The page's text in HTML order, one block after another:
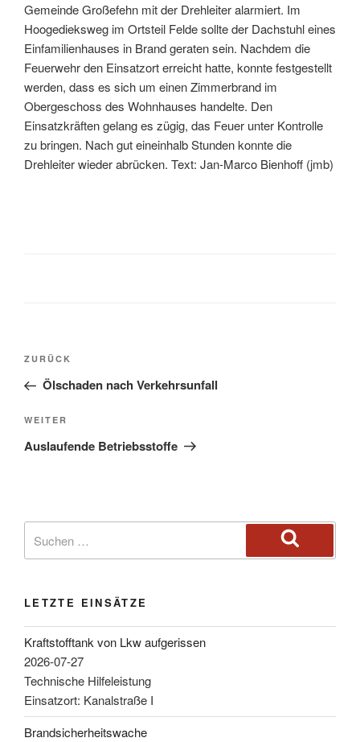
Gemeinde Großefehn mit der Drehleiter alarmiert. Im
Hoogedieksweg im Ortsteil Felde sollte der Dachstuhl eines
Einfamilienhauses in Brand geraten sein. Nachdem die
Feuerwehr den Einsatzort erreicht hatte, konnte festgestellt
werden, dass es sich um einen Zimmerbrand im
Obergeschoss des Wohnhauses handelte. Den
Einsatzkräften gelang es zügig, das Feuer unter Kontrolle
zu bringen. Nach gut eineinhalb Stunden konnte die
Drehleiter wieder abrücken. Text: Jan-Marco Bienhoff (jmb)
ZURÜCK
Ölschaden nach Verkehrsunfall
WEITER
Auslaufende Betriebsstoffe
LETZTE EINSÄTZE
Kraftstofftank von Lkw aufgerissen
2026-07-27
Technische Hilfeleistung
Einsatzort: Kanalstraße I
Brandsicherheitswache